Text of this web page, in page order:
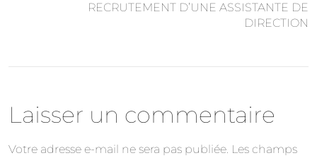
RECRUTEMENT D’UNE ASSISTANTE DE
DIRECTION
Laisser un commentaire
Votre adresse e-mail ne sera pas publiée. Les champs